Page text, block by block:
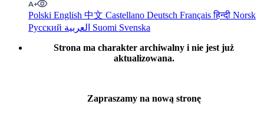
Polski English 中文 Castellano Deutsch Françaisहिन्दी Norsk
Русский
Suomi Svenska
Strona ma charakter archiwalny i nie jest już
aktualizowana.
Zapraszamy na nową stronę